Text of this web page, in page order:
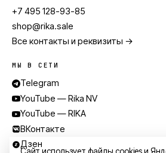
+7 495 128-93-85
shop@rika.sale
Все контакты и реквизиты →
МЫ В СЕТИ
Telegram
YouTube — Rika NV
YouTube — RIKA
ВКонтакте
Дзен